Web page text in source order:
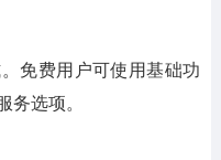
免费用户可使用基础功
选项。